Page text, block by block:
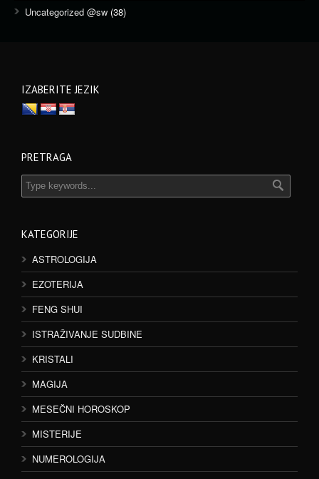
Uncategorized @sw (38)
IZABERITE JEZIK
PRETRAGA
KATEGORIJE
ASTROLOGIJA
EZOTERIJA
FENG SHUI
ISTRAŽIVANJE SUDBINE
KRISTALI
MAGIJA
MESEČNI HOROSKOP
MISTERIJE
NUMEROLOGIJA